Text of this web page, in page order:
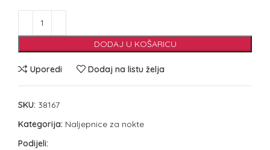
DODAJ U KOŠARICU
Uporedi Dodaj na listu želja
SKU: 38167
Kategorija: Naljepnice za nokte
Podijeli: